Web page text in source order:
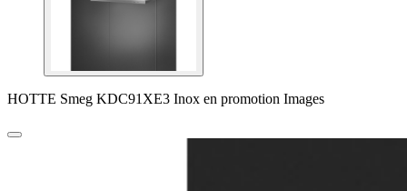
HOTTE Smeg KDC91XE3 Inox en promotion Images